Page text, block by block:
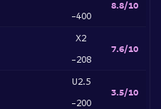
-400
8.8/10
X2
-208
7.6/10
U2.5
-200
3.5/10